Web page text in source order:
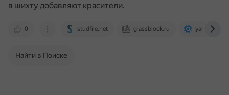
в шихту добавляют красители.
0 studfile.net glassblock.ru yandex.ru
Найти в Поиске